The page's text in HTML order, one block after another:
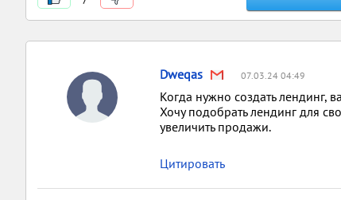
Dweqas 07.03.24 04:49
Когда нужно создать лендинг,
Хочу подобрать лендинг для
увеличить продажи.
Цитировать